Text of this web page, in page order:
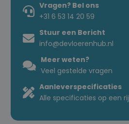
Vragen? Bel ons
+31 6 53 14 20 59
Stuur een Bericht
info@devloerenhub.nl
Meer weten?
Veel gestelde vragen
Aanleverspecificaties
Alle specificaties op een rij